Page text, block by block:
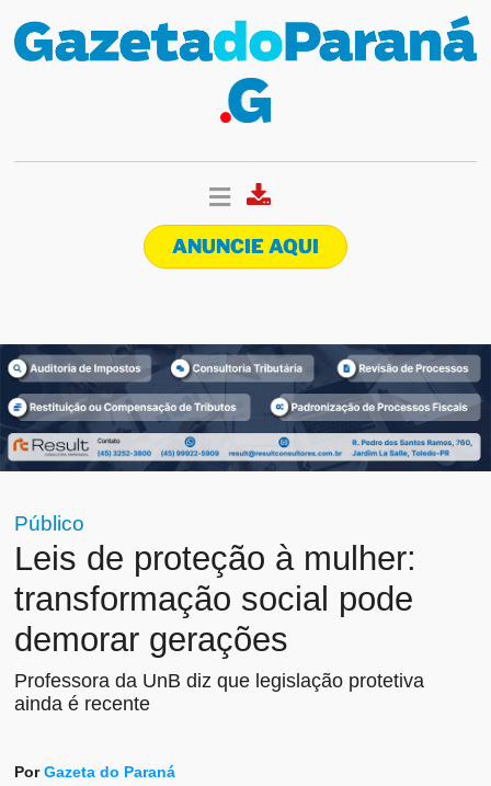
ANUNCIE AQUI
Público
Leis de proteção à mulher:
transformação social pode
demorar gerações
Professora da UnB diz que legislação protetiva
ainda é recente
PorGazeta do Paraná